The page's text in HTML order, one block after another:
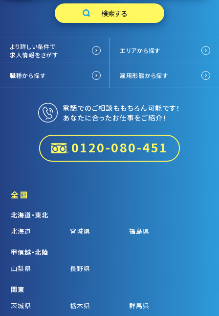
より詳しい条件で
求人情報をさがす
エリアから探す
職種から探す 雇用形態から探す
電話でのご相談ももちろん可能です！
あなたに合ったお仕事をご紹介！
0120-080-451
全国
北海道・東北
北海道
宮城県 福島県
甲信越・北陸
山梨県
長野県
関東
茨城県
栃木県
群馬県